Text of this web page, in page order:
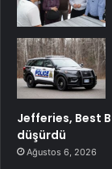
Jefferies, Best
düşürdü
Ağustos 6, 2026